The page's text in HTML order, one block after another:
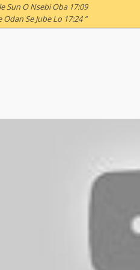
Sun O Nsebi Oba 17:09
Odan Se Jube Lo 17:24 ”